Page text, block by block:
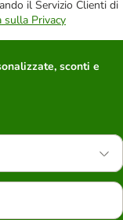
il Servizio Clienti di
sulla Privacy
sconti e